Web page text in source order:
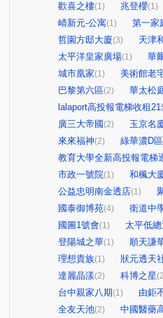
歡喜之樓(1) 兆登櫻(1)
崝新元-公寓(1) 第一家
哲園方邸大廈(3) 天津
太平洋皇家廣場(1) 華
城市凰家(1) 美術館老
巴黎第六區(2) 華太松
lalaport高投報電梯收租21
廣三大帝國 (2) 玉京名
來來福神(2) 綠華濃D區
教育大學全新高投報電梯
市政一號院(1) 和楓大
公益忠明南金透店(1)
國泰御博苑(4) 衛道中
國圖1號會(1) 太平低總
登陽城之華(1) 順天謙
理想貴族(1) 狀元透天
達麗晶漾(2) 科博之星
台中親家八期(1) 由鉅
全友天池(2) 中國醫藥